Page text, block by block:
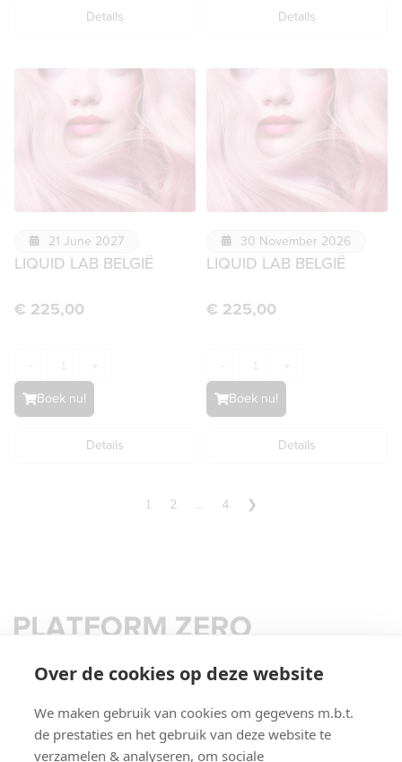
Over de cookies op deze website
We maken gebruik van cookies om gegevens m.b.t.
de prestaties en het gebruik van deze website te
verzamelen & analyseren, om sociale
Details Details
21 June 2027
LIQUID LAB BELGIË
€ 225,00
-
Boek nu!
Details
30 November 2026
LIQUID LAB BELGIË
€ 225,00
-
Boek nu!
Details
1 2 … 4 ❯
CONTACT US
PLATFORM ZERO
BUILDING.BLOCKS B.V.
PAREINPARK 27